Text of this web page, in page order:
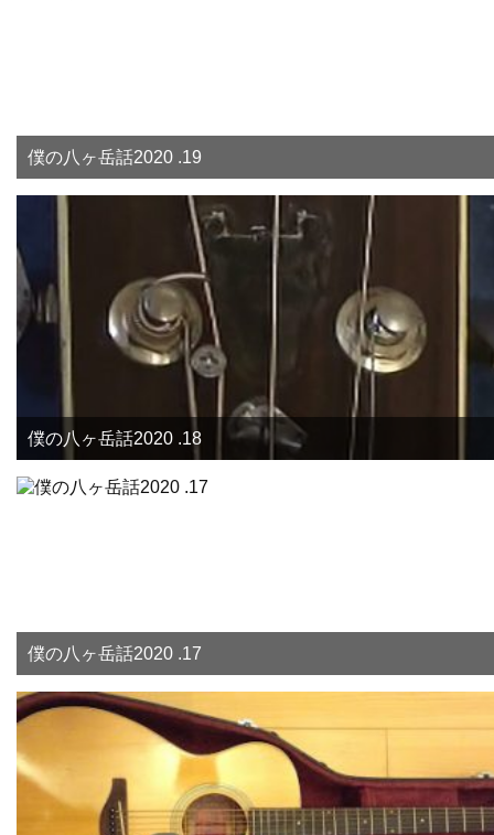
僕の八ヶ岳話2020 .19
僕の八ヶ岳話2020 .18
僕の八ヶ岳話2020 .17